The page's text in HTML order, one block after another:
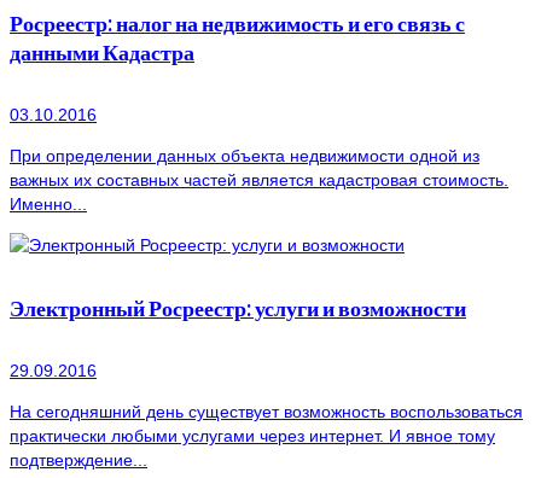
Росреестр: налог на недвижимость и его связь с
данными Кадастра
03.10.2016
При определении данных объекта недвижимости одной из
важных их составных частей является кадастровая стоимость.
Именно...
Электронный Росреестр: услуги и возможности
29.09.2016
На сегодняшний день существует возможность воспользоваться
практически любыми услугами через интернет. И явное тому
подтверждение...